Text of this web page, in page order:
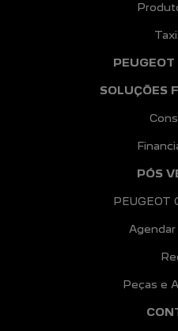
PEUGEOT
SOLUÇÕES
PÓS
PEUGEOT
Peças e